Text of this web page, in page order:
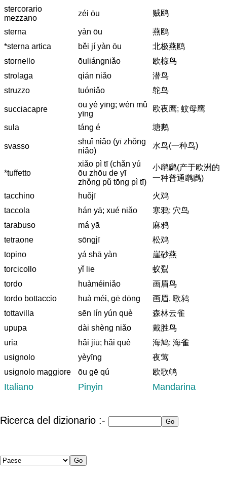
stercorario
mezzano
zéi ōu 贼鸥
sterna yàn ōu
燕鸥
*sterna artica
běi jí yàn ōu
北极燕鸥
stornello
ōuliángniǎo
欧椋鸟
strolaga
qián niǎo
潜鸟
struzzo
tuóniǎo 鸵鸟
succiacapre
ōu yè yīng; wén mǔ
yīng
欧夜鹰; 蚊母鹰
sula táng é 塘鹅
svasso
shuǐ niǎo (yī zhǒng
niǎo)
水鸟(一种鸟)
*tuffetto
xiǎo pì tī (chǎn yú
ōu zhōu de yī
zhǒng pǔ tōng pì tī)
小䴙䴘(产于欧洲的
一种普通䴙䴘)
tacchino huǒjī
火鸡
taccola
hán yā; xué niǎo
寒鸦; 穴鸟
tarabuso
má yā
麻鸦
tetraone
sōngjī
松鸡
topino
yá shā yàn
崖砂燕
torcicollo
yǐ lie
蚁鴷
tordo
huàméiniǎo
画眉鸟
tordo bottaccio
huà méi, gē dōng
画眉, 歌鸫
tottavilla
sēn lín yún què
森林云雀
upupa
dài shèng niǎo
戴胜鸟
uria
hǎi jiū; hǎi què
海鸠; 海雀
usignolo
yèyīng
夜莺
usignolo maggiore
ōu gē qú 欧歌鸲
Italiano Pinyin Mandarina
Ricerca del dizionario :-